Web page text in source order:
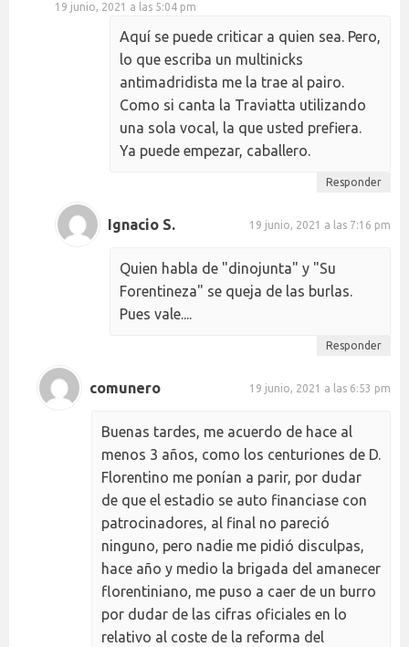
19 junio, 2021 a las 5:04 pm
Aquí se puede criticar a quien sea. Pero,
lo que escriba un multinicks
antimadridista me la trae al pairo.
Como si canta la Traviatta utilizando
una sola vocal, la que usted prefiera.
Ya puede empezar, caballero.
Responder
Ignacio S. 19 junio, 2021 a las 7:16 pm
Quien habla de "dinojunta" y "Su
Forentineza" se queja de las burlas.
Pues vale....
Responder
comunero 19 junio, 2021 a las 6:53 pm
Buenas tardes, me acuerdo de hace al
menos 3 años, como los centuriones de D.
Florentino me ponían a parir, por dudar
de que el estadio se auto financiase con
patrocinadores, al final no pareció
ninguno, pero nadie me pidió disculpas,
hace año y medio la brigada del amanecer
florentiniano, me puso a caer de un burro
por dudar de las cifras oficiales en lo
relativo al coste de la reforma del